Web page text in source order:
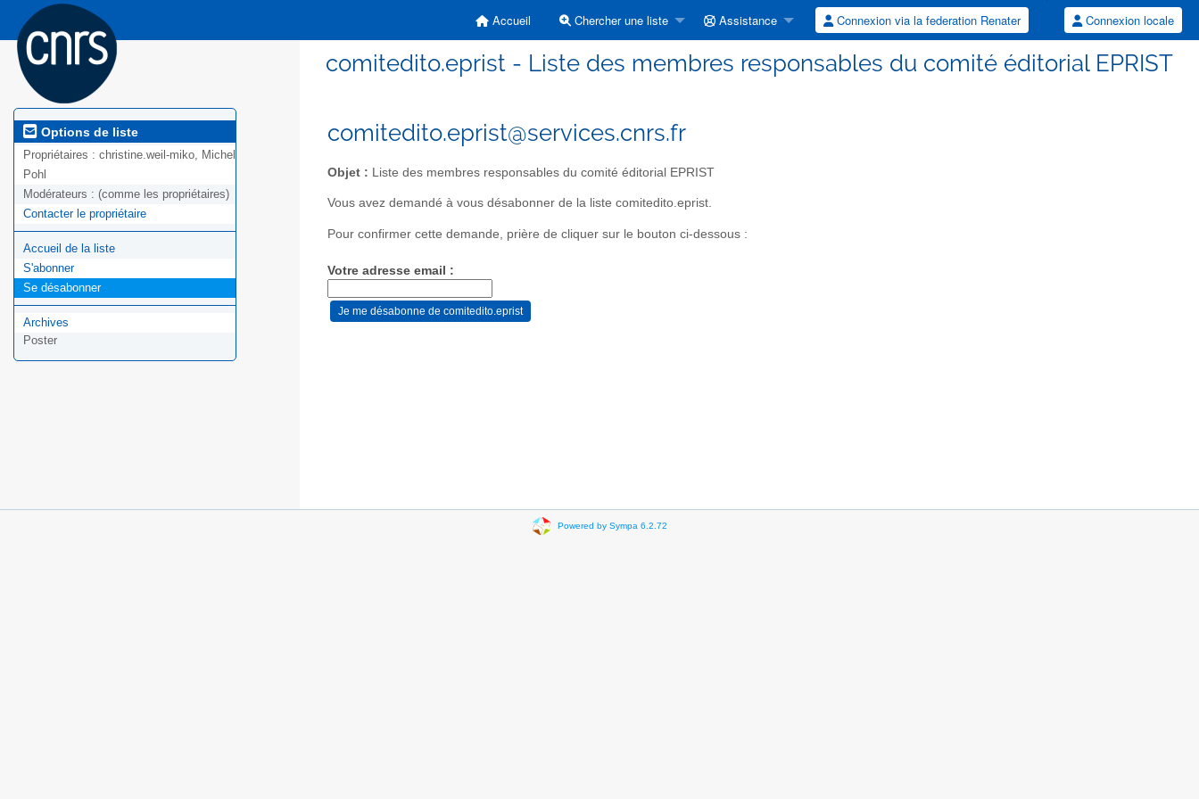
Accueil Chercher une liste Assistance Connexion via la federation Renater Connexion locale
comitedito.eprist - Liste des membres responsables du comité éditorial EPRIST
Options de liste
Propriétaires : christine.weil-miko, Michel
Pohl
Modérateurs : (comme les propriétaires)
Contacter le propriétaire
Accueil de la liste
S'abonner
Se désabonner
Archives
Poster
comitedito.eprist@services.cnrs.fr
Objet : Liste des membres responsables du comité éditorial EPRIST
Vous avez demandé à vous désabonner de la liste comitedito.eprist.
Pour confirmer cette demande, prière de cliquer sur le bouton ci-dessous :
Votre adresse email :
Powered by Sympa 6.2.72